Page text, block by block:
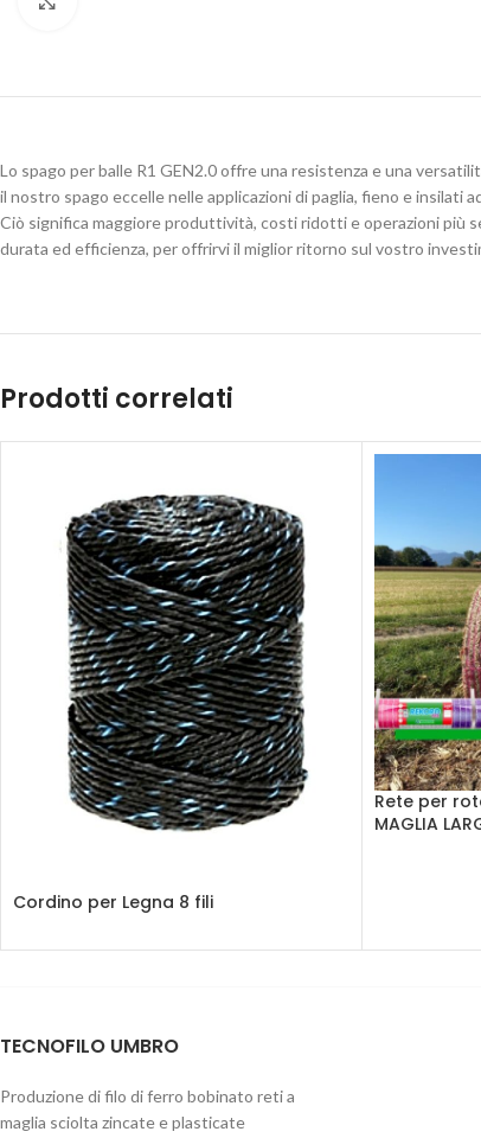
Lo spago per balle R1 GEN2.0 offre una resistenza e una
il nostro spago eccelle nelle applicazioni di paglia, fieno e insilati
Ciò significa maggiore produttività, costi ridotti e operazioni più
durata ed efficienza, per offrirvi il miglior ritorno sul vostro
Prodotti correlati
Cordino per Legna 8 fili
Rete per
MAGLIA
TECNOFILO UMBRO
Produzione di filo di ferro bobinato reti a
maglia sciolta zincate e plasticate